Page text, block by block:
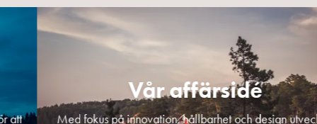
på
Elbilen
Vår affärsidé
Med fokus på innovation, hållbarhet och design utvecklar